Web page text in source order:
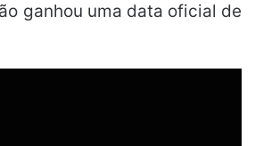
ganhou uma data oficial de